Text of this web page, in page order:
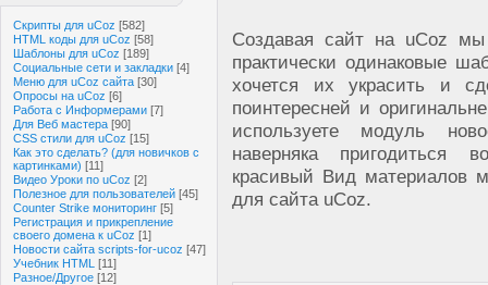
Скрипты для uCoz [582]
HTML коды для uCoz [58]
Шаблоны для uCoz [189]
Социальные сети и закладки [4]
Меню для uCoz сайта [30]
Опросы на uCoz [6]
Работа с Информерами [7]
Для Веб мастера [90]
CSS стили для uCoz [15]
Как это сделать? (для новичков с
картинками) [11]
Видео Уроки по uCoz [2]
Полезное для пользователей [45]
Counter Strike мониторинг [5]
Регистрация и прикрепление
своего домена к uCoz [1]
Новости сайта scripts-for-ucoz [47]
Учебник HTML [11]
Разное/Другое [12]
Создавая сайт на uCoz
практически одинаковые
хочется их украсить и
поинтересней и
используете модуль
наверняка пригодиться
красивый Вид материалов
для сайта uCoz.